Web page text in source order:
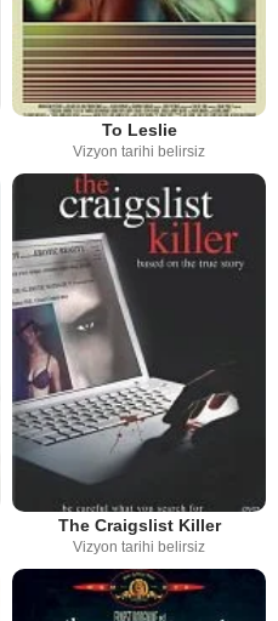
To Leslie
Vizyon tarihi belirsiz
The Craigslist Killer
Vizyon tarihi belirsiz